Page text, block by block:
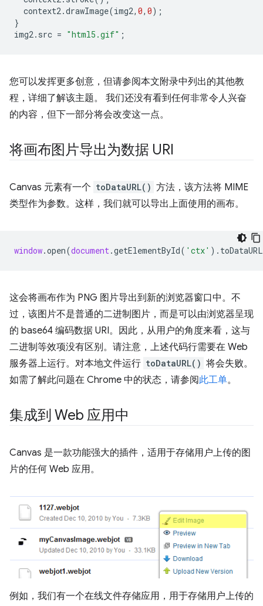
context2.drawImage(img2, 0, 0);
}
img2. src = "html5.gif" ;
您可以发挥更多创意，但请参阅本文附录中列出的其他教
程，详细了解该主题。 我们还没有看到任何非常令人兴奋
的内容，但下一部分将会改变这一点。
将画布图片导出为数据 URI
Canvas 元素有一个 toDataURL() 方法，该方法将 MIME
类型作为参数。这样，我们就可以导出上面使用的画布。
window.open(document.getElementById( 'ctx' ). toDataURL
这会将画布作为 PNG 图片导出到新的浏览器窗口中。不
过，该图片不是普通的二进制图片，而是可以由浏览器呈现
的 base64 编码数据 URI。因此，从用户的角度来看，这与
二进制等效项没有区别。请注意，上述代码行需要在 Web
服务器上运行。对本地文件运行 toDataURL() 将会失败。
如需了解此问题在 Chrome 中的状态，请参阅此工单。
集成到 Web 应用中
Canvas 是一款功能强大的插件，适用于存储用户上传的图
片的任何 Web 应用。
例如，我们有一个在线文件存储应用，用于存储用户上传的